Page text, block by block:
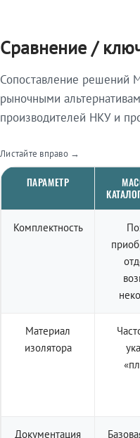
Сравнение /
Сопоставление решений
рыночными
производителей НКУ и
Листайте вправо →
ПАРАМЕТР
Комплектность
Материал
изолятора
Документация